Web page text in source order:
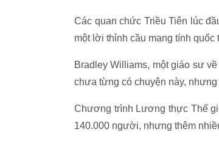
Các quan chức Triều Tiên lúc
một lời thỉnh cầu mang tính
Bradley Williams, một giáo sư
chưa từng có chuyện này,
Chương trình Lương thực Thế
140.000 người, nhưng thêm